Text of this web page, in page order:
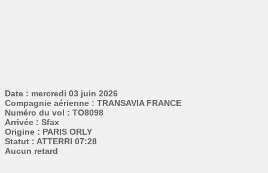
Date : mercredi 03 juin 2026
Compagnie aérienne : TRANSAVIA FRANCE
Numéro du vol : TO8098
Arrivée : Sfax
Origine : PARIS ORLY
Statut : ATTERRI 07:28
Aucun retard